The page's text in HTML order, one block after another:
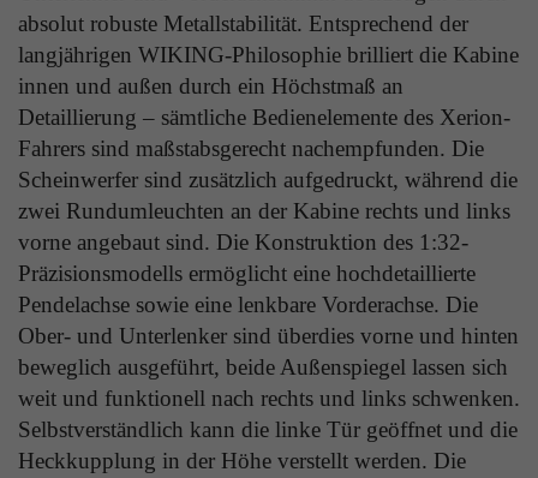
absolut robuste Metallstabilität. Entsprechend der
langjährigen WIKING-Philosophie brilliert die Kabine
innen und außen durch ein Höchstmaß an
Detaillierung – sämtliche Bedienelemente des Xerion-
Fahrers sind maßstabsgerecht nachempfunden. Die
Scheinwerfer sind zusätzlich aufgedruckt, während die
zwei Rundumleuchten an der Kabine rechts und links
vorne angebaut sind. Die Konstruktion des 1:32-
Präzisionsmodells ermöglicht eine hochdetaillierte
Pendelachse sowie eine lenkbare Vorderachse. Die
Ober- und Unterlenker sind überdies vorne und hinten
beweglich ausgeführt, beide Außenspiegel lassen sich
weit und funktionell nach rechts und links schwenken.
Selbstverständlich kann die linke Tür geöffnet und die
Heckkupplung in der Höhe verstellt werden. Die
die Benutzer-ID als verschlüsselten Wert (sog.
"hash-Wert") zum entsprechenden
Datenbankeintrag des Nutzers.
Name PHPSESSID
Anbieter TYPO3
Laufzeit Ende der Sitzung
PHPs Standard Sitzungs Identifikation (nur für
Administratoren relevant).
Name be_typo_user
Laufzeit 1 Tag
Zweck Aktiviert die Anzeige von Bannern
Name _ga
Anbieter Google Analytics
Laufzeit 1 Jahr
Zweck
Enthält eine zufallsgenerierte User-ID. Anhand
dieser ID kann Google Analytics
wiederkehrende User auf dieser Website
wiedererkennen und die Daten von früheren
Besuchen zusammenführen.